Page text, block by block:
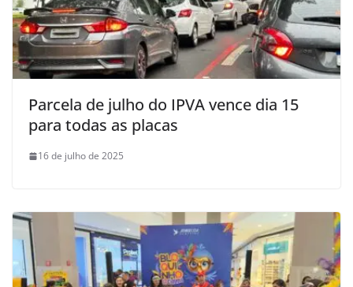
Parcela de julho do IPVA vence dia 15
para todas as placas
16 de julho de 2025